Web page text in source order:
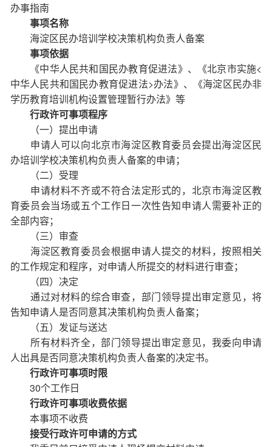
办事指南
事项名称
海淀区民办培训学校决策机构负责人备案
事项依据
《中华人民共和国民办教育促进法》、《北京市实施<
中华人民共和国民办教育促进法>办法》、《海淀区民办非
学历教育培训机构设置管理暂行办法》等
行政许可事项程序
（一）提出申请
申请人可以向北京市海淀区教育委员会提出海淀区民
办培训学校决策机构负责人备案的申请；
（二）受理
申请材料不齐或不符合法定形式的，北京市海淀区教
育委员会当场或五个工作日一次性告知申请人需要补正的
全部内容；
（三）审查
海淀区教育委员会根据申请人提交的材料，按照相关
的工作规定和程序，对申请人所提交的材料进行审查；
（四）决定
通过对材料的综合审查，部门领导提出审定意见，将
告知申请人是否同意其决策机构负责人备案；
（五）发证与送达
所有材料齐全，部门领导提出审定意见，我委向申请
人出具是否同意决策机构负责人备案的决定书。
行政许可事项时限
30个工作日
行政许可事项收费依据
本事项不收费
接受行政许可申请的方式